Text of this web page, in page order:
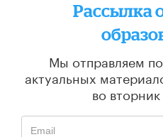
Рассылка
Мы отправляем
актуальных
во